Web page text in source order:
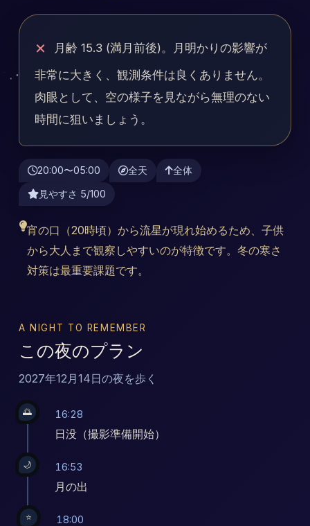
×
月齢 15.3 (満月前後)。月明かりの影響が
非常に大きく、観測条件は良くありません。
肉眼として、空の様子を見ながら無理のない
時間に狙いましょう。
20:00〜05:00 全天
全体
見やすさ 5/100
宵の口（20時頃）から流星が現れ始めるため、子供
から大人まで観察しやすいのが特徴です。冬の寒さ
対策は最重要課題です。
A NIGHT TO REMEMBER
この夜のプラン
2027年12月14日の夜を歩く
🌅 16:28
日没（撮影準備開始）
🌙 16:53
月の出
⭐ 18:00